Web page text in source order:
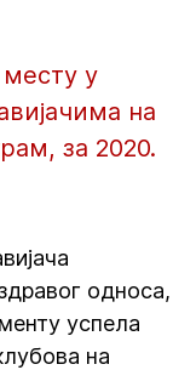
у
на
за 2020.
односа,
успела
на